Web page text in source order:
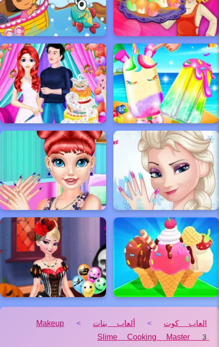
العاب كوت > ألعاب بنات >
Makeup
Slime Cooking Master 3